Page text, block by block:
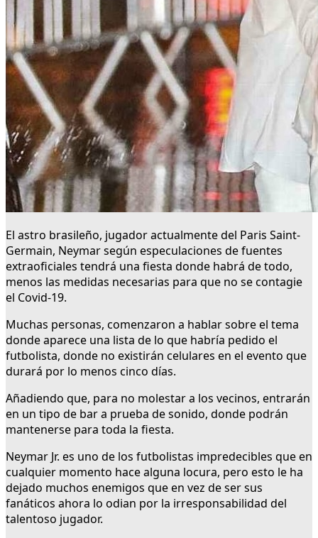
El astro brasileño, jugador actualmente del Paris Saint-
Germain, Neymar según especulaciones de fuentes
extraoficiales tendrá una fiesta donde habrá de todo,
menos las medidas necesarias para que no se contagie
el Covid-19.
Muchas personas, comenzaron a hablar sobre el tema
donde aparece una lista de lo que habría pedido el
futbolista, donde no existirán celulares en el evento que
durará por lo menos cinco días.
Añadiendo que, para no molestar a los vecinos, entrarán
en un tipo de bar a prueba de sonido, donde podrán
mantenerse para toda la fiesta.
Neymar Jr. es uno de los futbolistas impredecibles que en
cualquier momento hace alguna locura, pero esto le ha
dejado muchos enemigos que en vez de ser sus
fanáticos ahora lo odian por la irresponsabilidad del
talentoso jugador.